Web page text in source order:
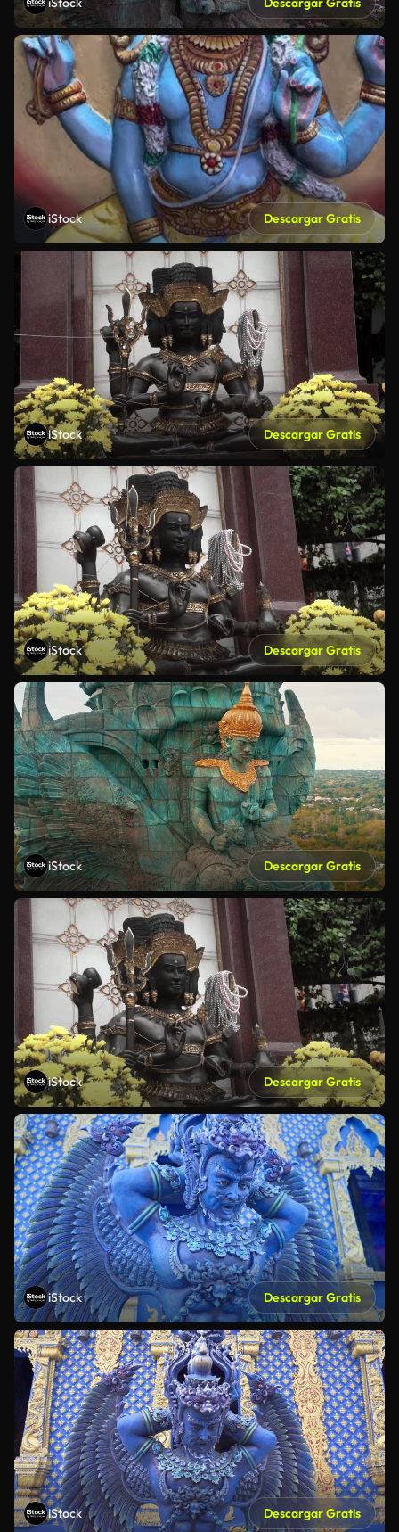
iStock Descargar Gratis
iStock Descargar Gratis
iStock Descargar Gratis
iStock Descargar Gratis
iStock Descargar Gratis
iStock Descargar Gratis
iStock Descargar Gratis